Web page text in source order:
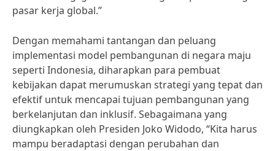
pasar kerja global.”
Dengan memahami tantangan dan peluang
implementasi model pembangunan di negara maju
seperti Indonesia, diharapkan para pembuat
kebijakan dapat merumuskan strategi yang tepat dan
efektif untuk mencapai tujuan pembangunan yang
berkelanjutan dan inklusif. Sebagaimana yang
diungkapkan oleh Presiden Joko Widodo, “Kita harus
mampu beradaptasi dengan perubahan dan